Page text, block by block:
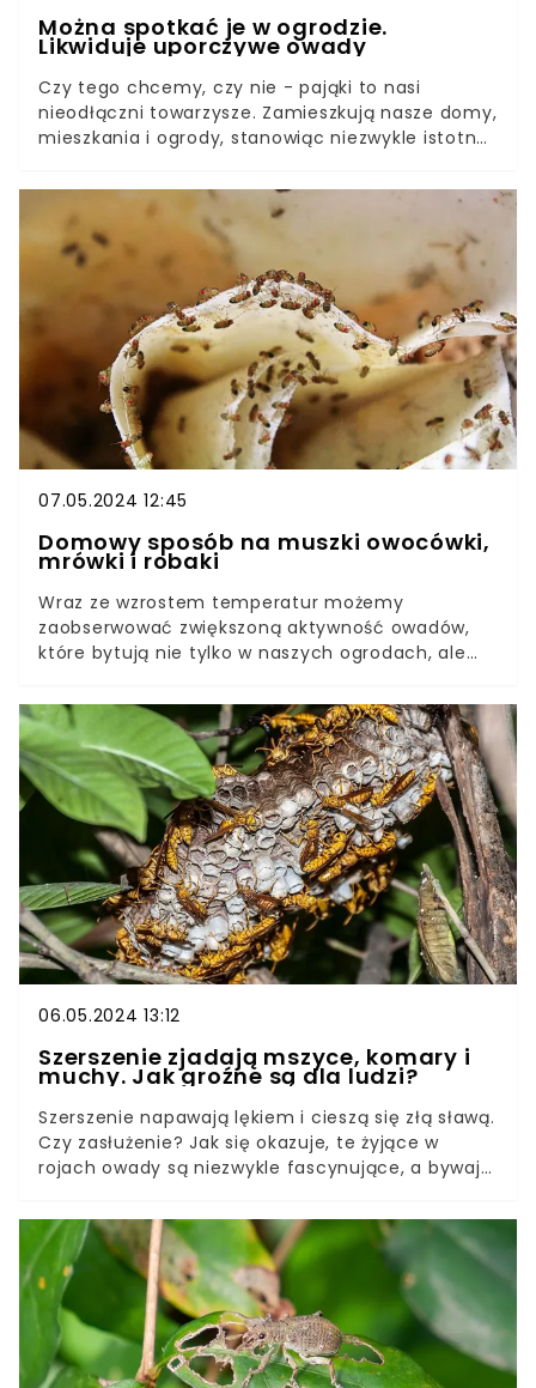
Można spotkać je w ogrodzie.
Likwiduje uporczywe owady
Czy tego chcemy, czy nie - pająki to nasi
nieodłączni towarzysze. Zamieszkują nasze domy,
mieszkania i ogrody, stanowiąc niezwykle istotną
pozytywnych skojarzeń, pająki bywają niezwykle
pożyteczne. Przykładem takiego owada jest
lejkowiec labiryntowy, którego możemy spotkać
w ogródku. Jak z nim postępować?
07.05.2024 12:45
Domowy sposób na muszki owocówki,
mrówki i robaki
Wraz ze wzrostem temperatur możemy
zaobserwować zwiększoną aktywność owadów,
które bytują nie tylko w naszych ogrodach, ale
codzienne funkcjonowanie.W mieszkaniach
szczególnie uciążliwe sią muszki owocówki, ale
pojawiają się tam także inni nieproszeni goście -
pająki czy mrówki. Jak skutecznie pozbyć się
robaków z domu?
06.05.2024 13:12
Szerszenie zjadają mszyce, komary i
muchy. Jak groźne są dla ludzi?
Szerszenie napawają lękiem i cieszą się złą sławą.
Czy zasłużenie? Jak się okazuje, te żyjące w
rojach owady są niezwykle fascynujące, a bywają
przedstawiciel rodziny os jest owadem
społecznym, odgrywającym niezwykle istotną
rolę w ekosystemie. Jaki dokładnie wpływ na
środowisko i najbliższe otoczenie mają
szerszenie?